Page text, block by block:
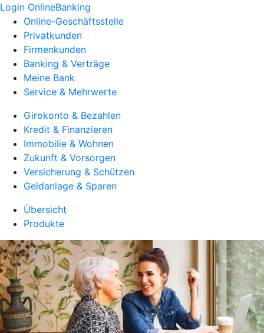
Login OnlineBanking
Online-Geschäftsstelle
Privatkunden
Firmenkunden
Banking & Verträge
Meine Bank
Service & Mehrwerte
Girokonto & Bezahlen
Kredit & Finanzieren
Immobilie & Wohnen
Zukunft & Vorsorgen
Versicherung & Schützen
Geldanlage & Sparen
Übersicht
Produkte